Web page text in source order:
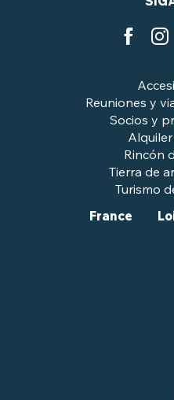
Reuniones y
Socios y
Alquiler
Rincón
Tierra de
Turismo
France